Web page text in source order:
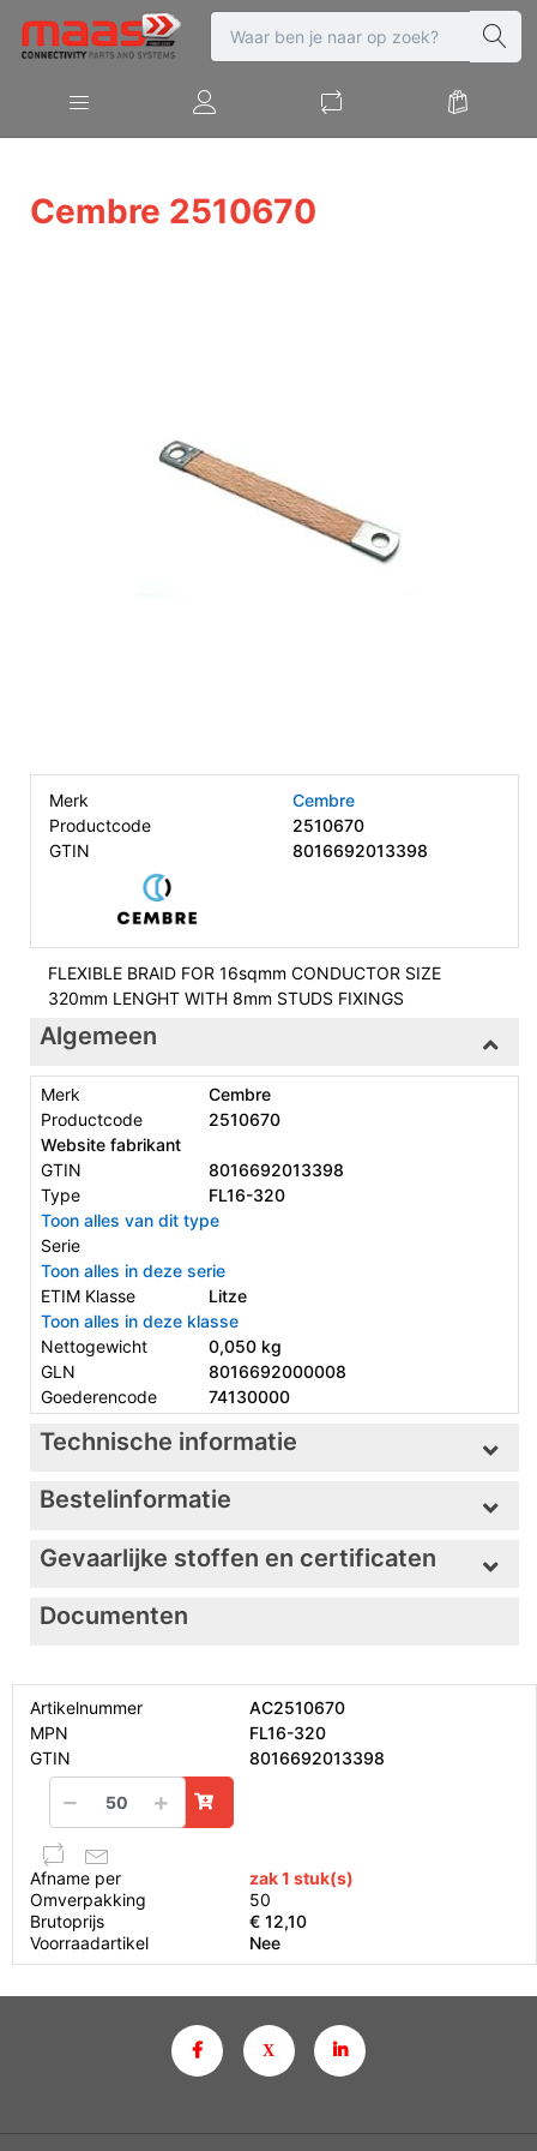
Cembre 2510670
Merk
Cembre
Productcode
2510670
GTIN
8016692013398
FLEXIBLE BRAID FOR 16sqmm CONDUCTOR SIZE
320mm LENGHT WITH 8mm STUDS FIXINGS
Algemeen
Merk
Cembre
Productcode
2510670
Website fabrikant
GTIN
8016692013398
Type
FL16-320
Toon alles van dit type
Serie
Toon alles in deze serie
ETIM Klasse
Litze
Toon alles in deze klasse
Nettogewicht
0,050 kg
GLN
8016692000008
Goederencode
74130000
Technische informatie
Bestelinformatie
Gevaarlijke stoffen en certificaten
Documenten
Artikelnummer
AC2510670
MPN
FL16-320
GTIN
8016692013398
Afname per
zak 1 stuk(s)
Omverpakking
50
Brutoprijs
€ 12,10
Voorraadartikel
Nee